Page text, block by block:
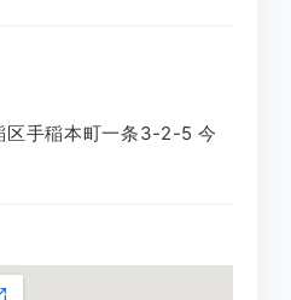
区手稲本町一条3-2-5 今